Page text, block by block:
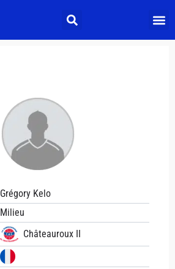
Grégory Kelo
Milieu
Châteauroux II